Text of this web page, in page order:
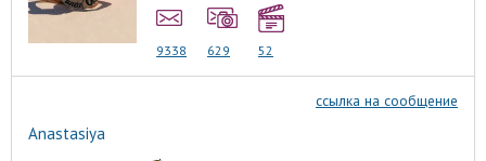
9338 629 52
ссылка на сообщение
Anastasiya